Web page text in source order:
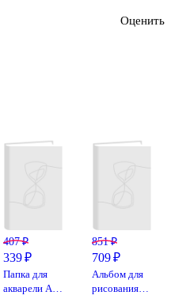
407 ₽
339 ₽
Папка для
акварели А4
851 ₽
709 ₽
Альбом для
рисования
Оценить